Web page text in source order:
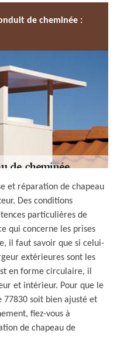
de cheminée :
et réparation de chapeau
Des conditions
particulières de
qui concerne les prises
il faut savoir que si celui-
extérieures sont les
en forme circulaire, il
et intérieur. Pour que le
77830 soit bien ajusté et
fiez-vous à
de chapeau de